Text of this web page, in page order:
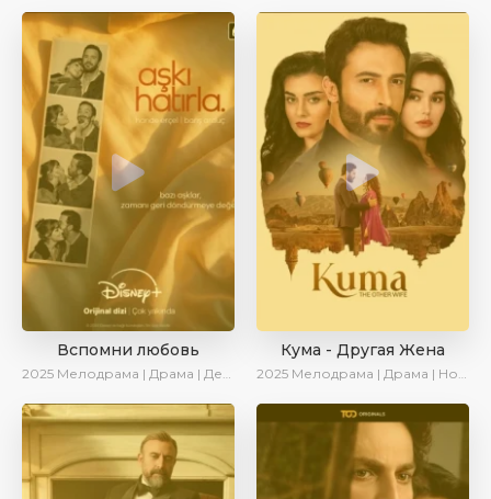
Вспомни любовь
2025 Мелодрама | Драма | Детектив | Комедия | Новинки | Сериалы 2025
Кума - Другая Жена
2025 Мелодрама | Драма | Новинки | Сериалы 2025